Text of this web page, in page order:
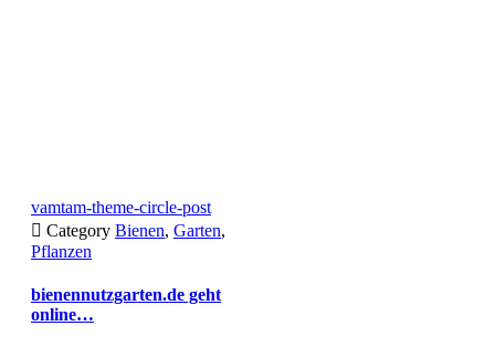
vamtam-theme-circle-post
 Category Bienen, Garten,
Pflanzen
bienennutzgarten.de geht
online…